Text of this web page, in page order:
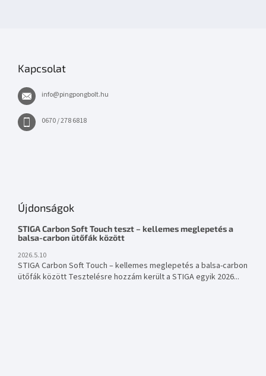
Kapcsolat
info@pingpongbolt.hu
0670 / 278 6818
Újdonságok
STIGA Carbon Soft Touch teszt – kellemes meglepetés a
balsa-carbon ütőfák között
2026.5.10
STIGA Carbon Soft Touch – kellemes meglepetés a balsa-carbon
ütőfák között Tesztelésre hozzám került a STIGA egyik 2026...